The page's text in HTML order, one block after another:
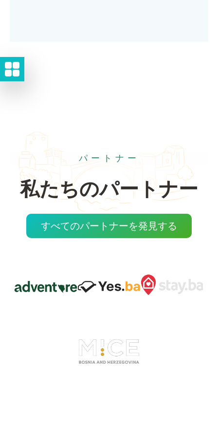
パートナー
私たちのパートナー
すべてのパートナーを発見する